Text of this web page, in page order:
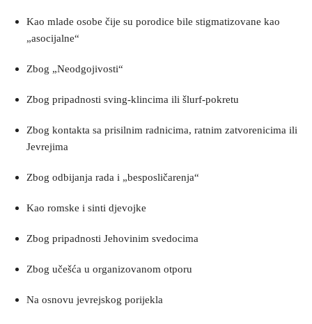
Kao mlade osobe čije su porodice bile stigmatizovane kao
„asocijalne“
Zbog „Neodgojivosti“
Zbog pripadnosti sving-klincima ili šlurf-pokretu
Zbog kontakta sa prisilnim radnicima, ratnim zatvorenicima ili
Jevrejima
Zbog odbijanja rada i „besposličarenja“
Kao romske i sinti djevojke
Zbog pripadnosti Jehovinim svedocima
Zbog učešća u organizovanom otporu
Na osnovu jevrejskog porijekla